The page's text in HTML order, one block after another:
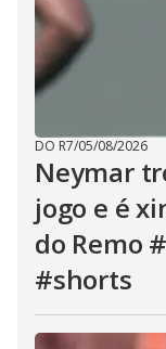
DO R7/05/08/2026
Neymar
jogo e é
do Remo
#shorts